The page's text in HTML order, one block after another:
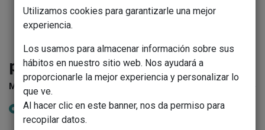
poleas
MARCA
WULCOYAN GOMA NEGRA RANULADA
Utilizamos cookies para garantizarle una mejor
experiencia.
Los usamos para almacenar información sobre sus
hábitos en nuestro sitio web. Nos ayudará a
proporcionarle la mejor experiencia y personalizar lo
que ve.
Al hacer clic en este banner, nos da permiso para
recopilar datos.